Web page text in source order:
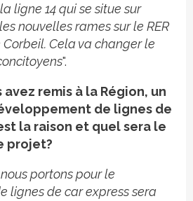
ligne 14 qui se situe sur
nouvelles rames sur le RER
Cela va changer le
".
avez remis à la Région, un
de lignes de
la raison et quel sera le
projet?
portons pour le
lignes de car express sera